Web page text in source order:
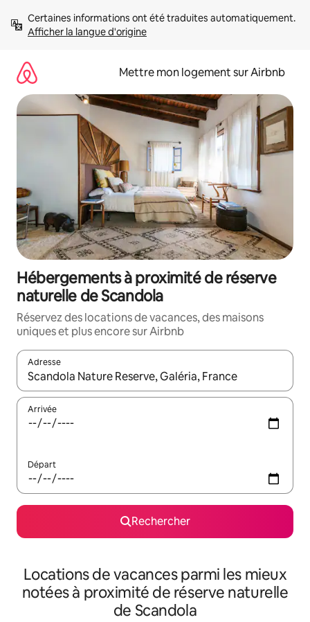
directement
Afficher la langue d'origine
Mettre mon logement sur Airbnb
Hébergements à proximité de réserve
naturelle de Scandola
Réservez des locations de vacances, des maisons
uniques et plus encore sur Airbnb
Adresse
Lorsque les résultats s'affichent, utilisez les flèches vers le
Arrivée
Départ
Rechercher
Locations de vacances parmi les mieux
notées à proximité de réserve naturelle
de Scandola